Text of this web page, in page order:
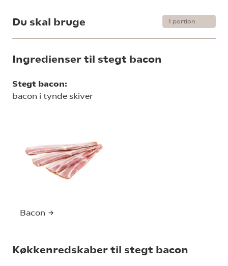
Du skal bruge
Ingredienser til stegt bacon
Stegt bacon:
bacon i tynde skiver
Bacon
Køkkenredskaber til stegt bacon